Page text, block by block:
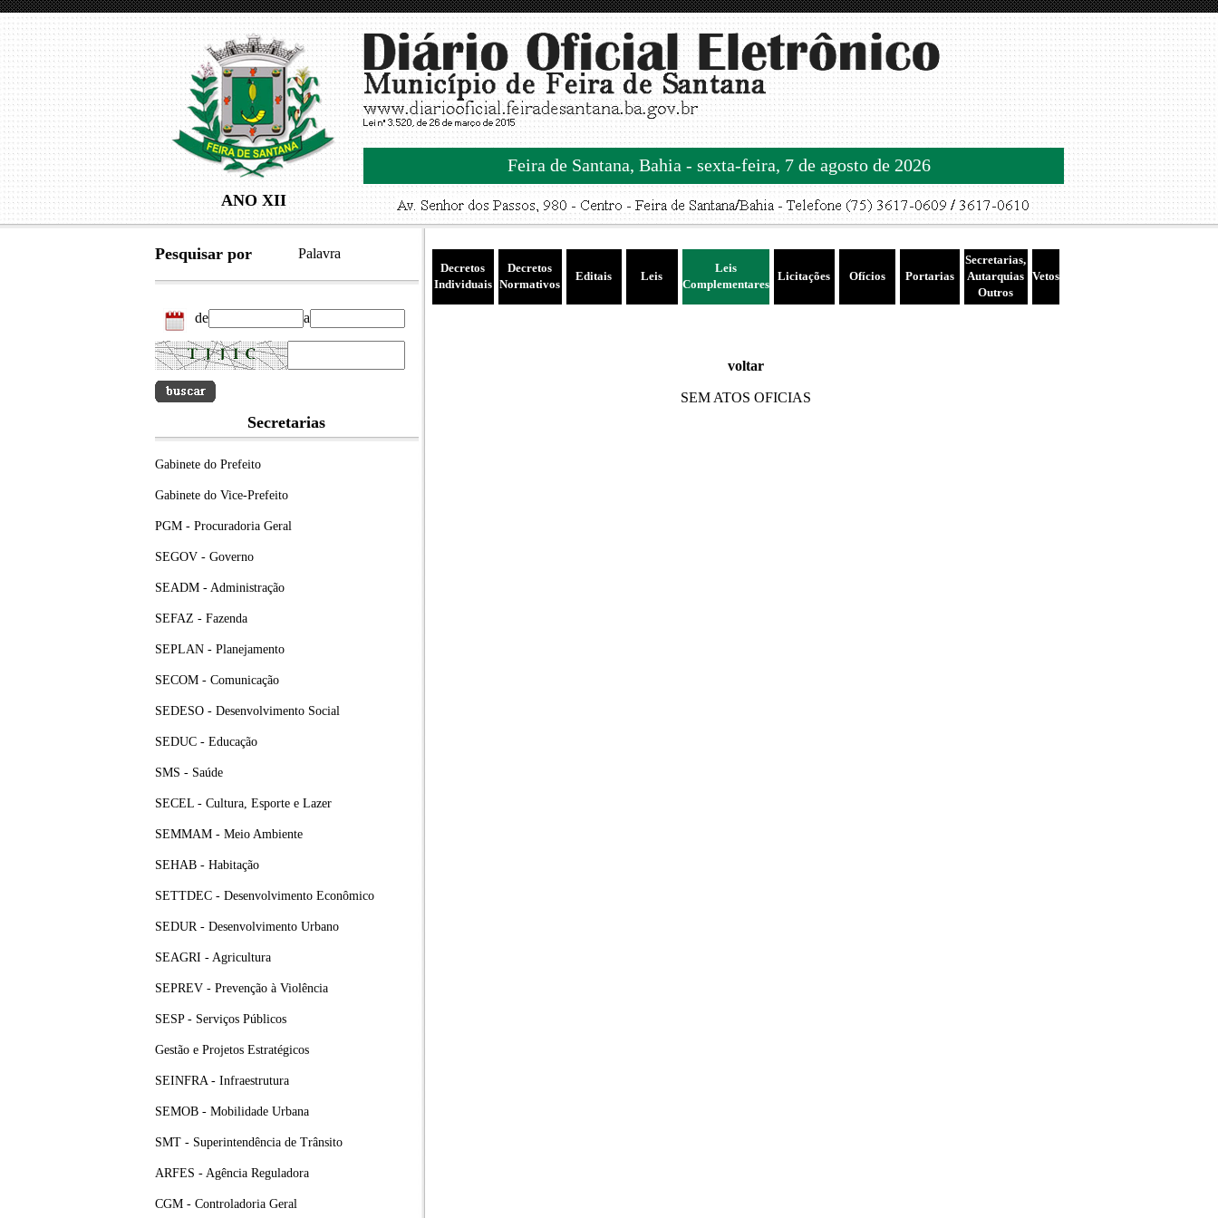
ANO XII
Feira de Santana, Bahia - sexta-feira, 7 de agosto de 2026
Pesquisar por Palavra
de a
Secretarias
Gabinete do Prefeito
Gabinete do Vice-Prefeito
PGM - Procuradoria Geral
SEGOV - Governo
SEADM - Administração
SEFAZ - Fazenda
SEPLAN - Planejamento
SECOM - Comunicação
SEDESO - Desenvolvimento Social
SEDUC - Educação
SMS - Saúde
SECEL - Cultura, Esporte e Lazer
SEMMAM - Meio Ambiente
SEHAB - Habitação
SETTDEC - Desenvolvimento Econômico
SEDUR - Desenvolvimento Urbano
SEAGRI - Agricultura
SEPREV - Prevenção à Violência
SESP - Serviços Públicos
Gestão e Projetos Estratégicos
SEINFRA - Infraestrutura
SEMOB - Mobilidade Urbana
SMT - Superintendência de Trânsito
ARFES - Agência Reguladora
CGM - Controladoria Geral
Decretos
Individuais
Decretos
Normativos
Editais Leis
Leis
Complementares
Licitações Ofícios Portarias
Secretarias,
Autarquias
Outros
Vetos
voltar
SEM ATOS OFICIAS